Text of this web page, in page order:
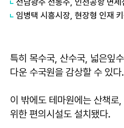
특히 목수국, 산수국, 넓은잎
다운 수국원을 감상할 수 있다.
이 밖에도 테마원에는 산책로
위한 편의시설도 설치됐다.